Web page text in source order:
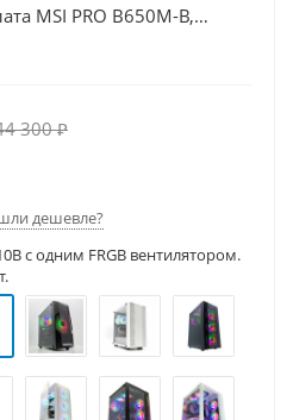
MSI PRO B650M-B,
Память DDR5 16Gb,
300 ₽
дешевле?
c одним FRGB вентилятором.